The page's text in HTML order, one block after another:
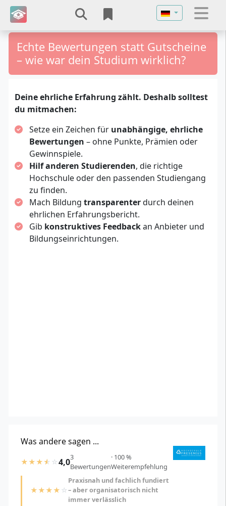
Sprache
Echte Bewertungen statt Gutscheine
– wie war dein Studium wirklich?
Deine ehrliche Erfahrung zählt. Deshalb solltest
du mitmachen:
Setze ein Zeichen für unabhängige, ehrliche
Bewertungen – ohne Punkte, Prämien oder
Gewinnspiele.
Hilf anderen Studierenden, die richtige
Hochschule oder den passenden Studiengang
zu finden.
Mach Bildung transparenterdurch deinen
ehrlichen Erfahrungsbericht.
Gib konstruktives Feedbackan Anbieter und
Bildungseinrichtungen.
Was andere sagen ...
★★★☆ ☆4,03
Bewertungen
· 100 %
Weiterempfehlung
★★★★ ☆
Praxisnah und fachlich fundiert
– aber organisatorisch nicht
immer verlässlich